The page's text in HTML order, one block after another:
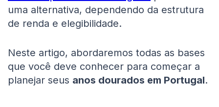
uma alternativa, dependendo da estrutura
de renda e elegibilidade.
Neste artigo, abordaremos todas as bases
que você deve conhecer para começar a
planejar seus anos dourados em Portugal.